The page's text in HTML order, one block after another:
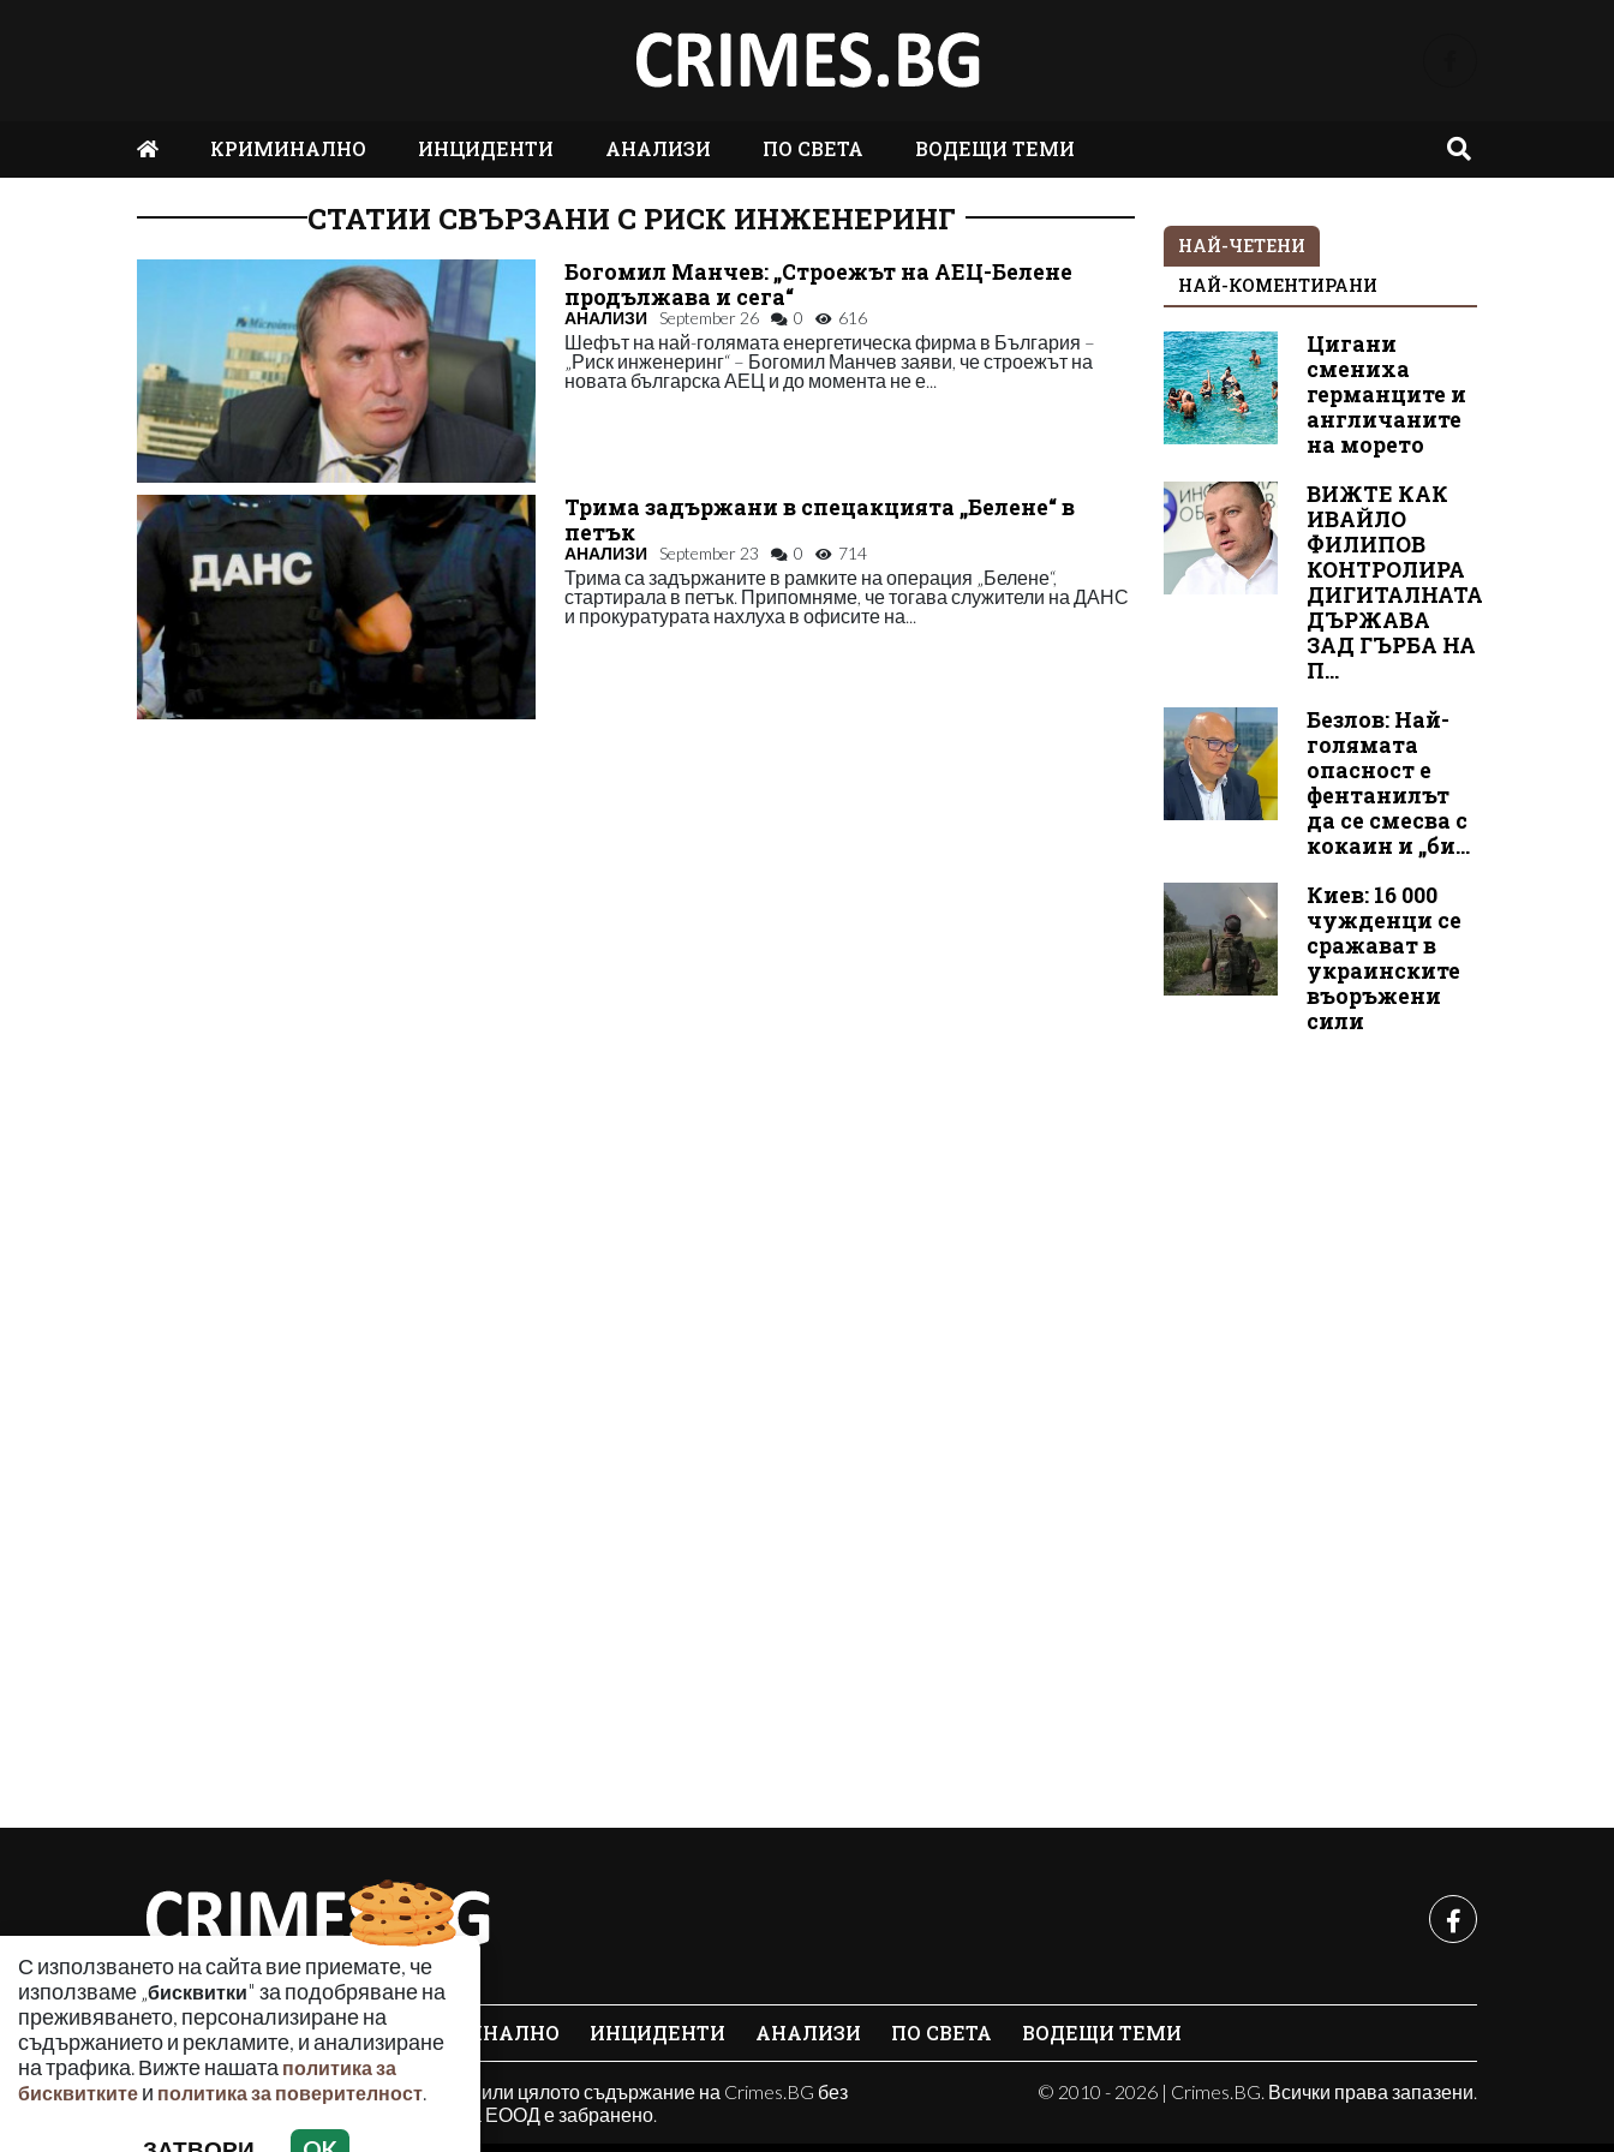
КРИМИНАЛНО ИНЦИДЕНТИ АНАЛИЗИ ПО СВЕТА ВОДЕЩИ ТЕМИ
СТАТИИ СВЪРЗАНИ С РИСК ИНЖЕНЕРИНГ
Богомил Манчев: „Строежът на АЕЦ-Белене
продължава и сега“
АНАЛИЗИ September 26 0 616
Шефът на най-голямата енергетическа фирма в България –
„Риск инженеринг“ – Богомил Манчев заяви, че строежът на
новата българска АЕЦ и до момента не е...
Трима задържани в спецакцията „Белене“ в
петък
АНАЛИЗИ September 23 0 714
Трима са задържаните в рамките на операция „Белене“,
стартирала в петък. Припомняме, че тогава служители на ДАНС
и прокуратурата нахлуха в офисите на...
НАЙ-ЧЕТЕНИ
НАЙ-КОМЕНТИРАНИ
Цигани
смениха
германците и
англичаните
на морето
ВИЖТЕ КАК
ИВАЙЛО
ФИЛИПОВ
КОНТРОЛИРА
ДИГИТАЛНАТА
ДЪРЖАВА
ЗАД ГЪРБА НА
П...
Безлов: Най-
голямата
опасност е
фентанилът
да се смесва с
кокаин и „би...
Киев: 16 000
чужденци се
сражават в
украинските
въоръжени
сили
С използването на сайта вие приемате, че
използваме „бисквитки" за подобряване на
преживяването, персонализиране на
съдържанието и рекламите, и анализиране
на трафика. Вижте нашата политика за
бисквитките и политика за поверителност.
КРИМИНАЛНО ИНЦИДЕНТИ АНАЛИЗИ ПО СВЕТА ВОДЕЩИ ТЕМИ
Използването и публикуването на част или цялото съдържание на Crimes.BG без
разрешение на Медийна група Асмара ЕООД е забранено.
© 2010 - 2026 | Crimes.BG. Всички права запазени.